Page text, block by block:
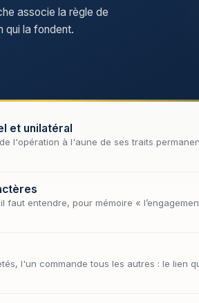
associe la règle de
qui la fondent.
et unilatéral
l'opération à l'aune de ses traits
entendre, pour mémoire «
l'un commande tous les autres : le lien